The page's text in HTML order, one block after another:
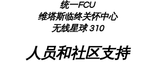
统一FCU
维塔斯临终关怀中心
无线星球310
人员和社区支持